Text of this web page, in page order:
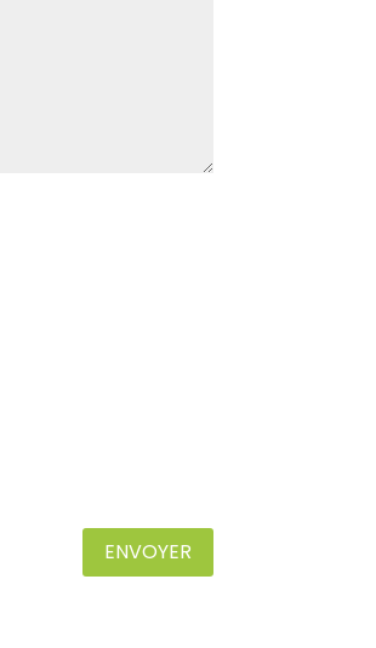
ENVOYER